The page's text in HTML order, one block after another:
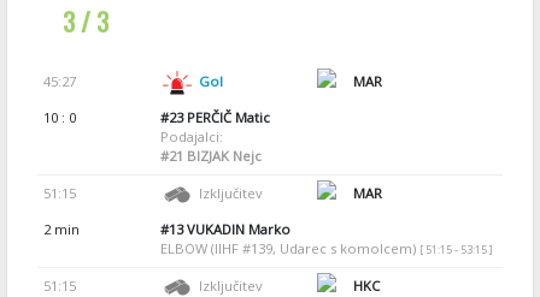
3 / 3
45:27 Gol
MAR
10 : 0
#23PERČIČ Matic
Podajalci:
#21 BIZJAK Nejc
51:15 Izključitev
MAR
2 min
#13VUKADIN Marko
ELBOW (IIHF #139, Udarec s komolcem) [ 51:15 - 53:15 ]
51:15 Izključitev
HKC